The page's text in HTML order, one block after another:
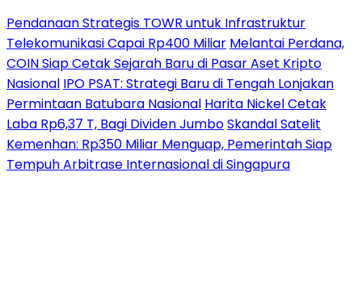
Pendanaan Strategis TOWR untuk Infrastruktur
Telekomunikasi Capai Rp400 Miliar Melantai Perdana,
COIN Siap Cetak Sejarah Baru di Pasar Aset Kripto
Nasional IPO PSAT: Strategi Baru di Tengah Lonjakan
Permintaan Batubara Nasional Harita Nickel Cetak
Laba Rp6,37 T, Bagi Dividen JumboSkandal Satelit
Kemenhan: Rp350 Miliar Menguap, Pemerintah Siap
Tempuh Arbitrase Internasional di Singapura